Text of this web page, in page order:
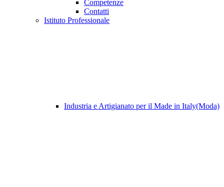
Competenze
Contatti
Istituto Professionale
Industria e Artigianato per il Made in Italy(Moda)